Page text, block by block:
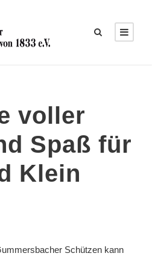
voller
Spaß für
Klein
Schützen kann